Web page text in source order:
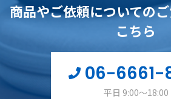
商品やご依頼についての
こちら
06-6661-
平日 9:00～18:00